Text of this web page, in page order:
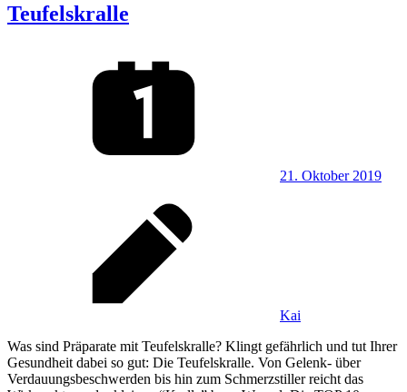
Teufelskralle
21. Oktober 2019
Kai
Was sind Präparate mit Teufelskralle? Klingt gefährlich und tut Ihrer
Gesundheit dabei so gut: Die Teufelskralle. Von Gelenk- über
Verdauungsbeschwerden bis hin zum Schmerzstiller reicht das